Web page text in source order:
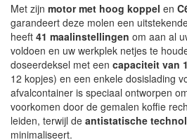
Met zijn motor met hoog koppel en
garandeert deze molen een
heeft 41 maalinstellingen om aan al
voldoen en uw werkplek netjes te
doseerdeksel met een capaciteit van
12 kopjes) en een enkele dosislading
afvalcontainer is speciaal ontworpen
voorkomen door de gemalen koffie
leiden, terwijl de antistatische
minimaliseert.